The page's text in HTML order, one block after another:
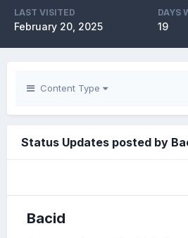
LAST VISITED
February 20, 2025
DAYS
19
Content Type
Status Updates posted by
Bacid